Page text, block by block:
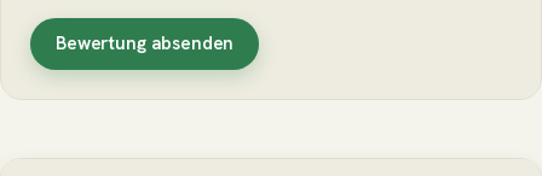
Bewertung absenden